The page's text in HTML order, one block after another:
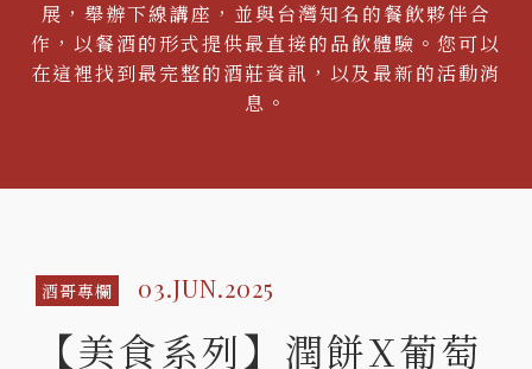
展，舉辦下線講座，並與台灣知名的餐飲夥伴合
作，以餐酒的形式提供最直接的品飲體驗。您可以
在這裡找到最完整的酒莊資訊，以及最新的活動消
息。
酒哥專欄 03.JUN.2025
【美食系列】潤餅X葡萄